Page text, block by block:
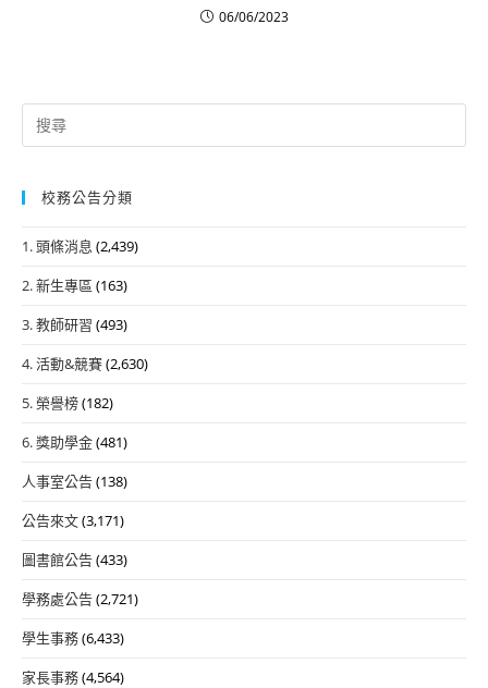
06/06/2023
Search
for:
校務公告分類
1. 頭條消息 (2,439)
2. 新生專區 (163)
3. 教師研習 (493)
4. 活動&競賽(2,630)
5. 榮譽榜(182)
6. 獎助學金(481)
人事室公告(138)
公告來文(3,171)
圖書館公告(433)
學務處公告(2,721)
學生事務(6,433)
家長事務(4,564)